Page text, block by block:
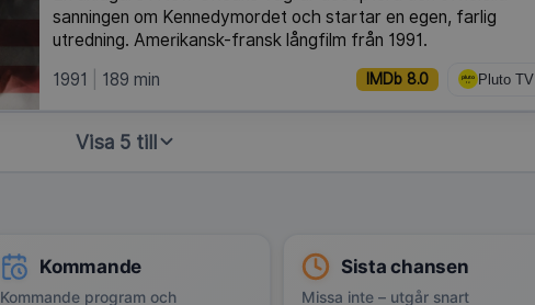
sanningen om Kennedymordet och startar en egen, farlig
utredning. Amerikansk-fransk långfilm från 1991.
1991
189 min IMDb 8.0 Pluto TV
Visa 5 till
Kommande
Kommande program och
Sista chansen
Missa inte – utgår snart